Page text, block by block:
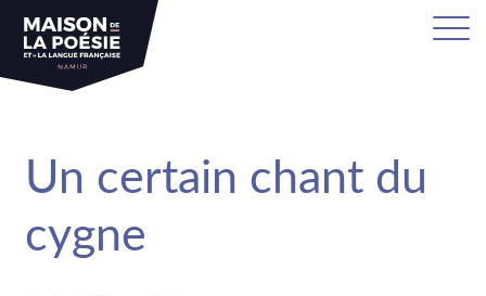
Un certain chant du
cygne